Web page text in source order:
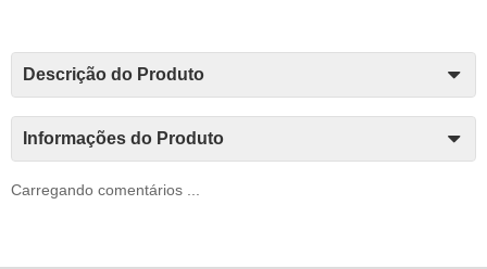
Descrição do Produto
Informações do Produto
Carregando comentários ...